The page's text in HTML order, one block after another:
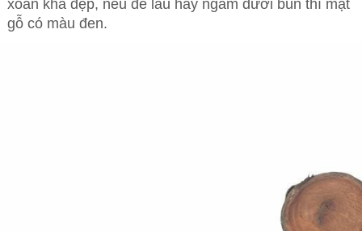
xoắn khá đẹp, nếu để lâu hay ngâm dưới bùn thì mặt
gỗ có màu đen.